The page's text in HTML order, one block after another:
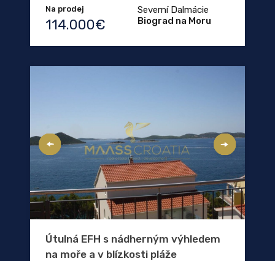
Na prodej
114.000€
Severní Dalmácie
Biograd na Moru
Útulná EFH s nádherným výhledem
na moře a v blízkosti pláže